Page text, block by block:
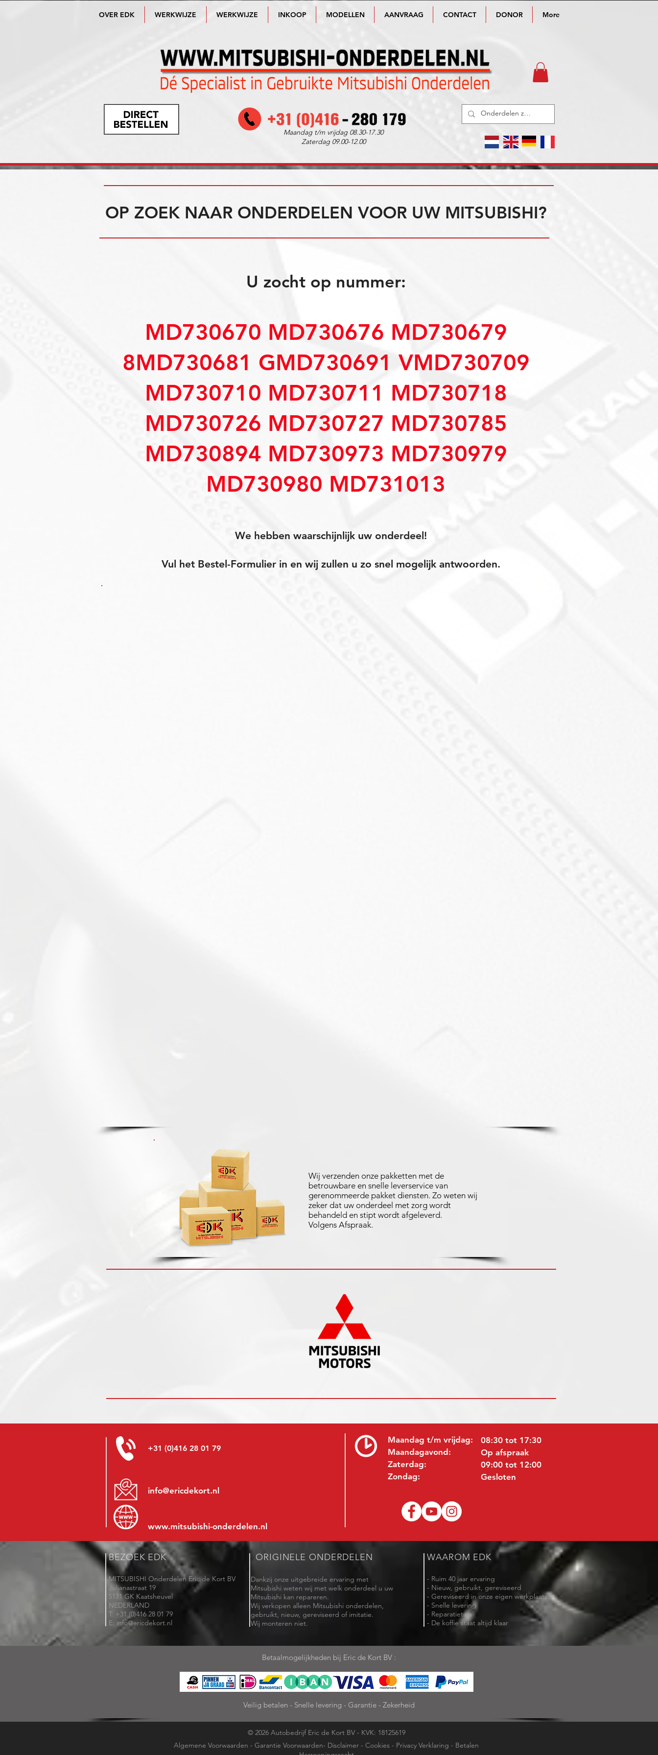
OVER EDK WERKWIJZE WERKWIJZE INKOOP MODELLEN AANVRAAG CONTACT DONOR More
Maandag t/m vrijdag 08.30-17.30
Zaterdag 09.00-12.00
OP ZOEK NAAR ONDERDELEN VOOR UW MITSUBISHI?
U zocht op nummer:
MD730670 MD730676 MD730679
8MD730681 GMD730691 VMD730709
MD730710 MD730711 MD730718
MD730726 MD730727 MD730785
MD730894 MD730973 MD730979
MD730980 MD731013
We hebben waarschijnlijk uw onderdeel!
Vul het Bestel-Formulier in en wij zullen u zo snel mogelijk antwoorden.
Wij verzenden onze pakketten met de
betrouwbare en snelle leverservice van
gerenommeerde pakket diensten. Zo weten wij
zeker dat uw onderdeel met zorg wordt
behandeld en stipt wordt afgeleverd.
Volgens Afspraak.
+31 (0)416 28 01 79
info@ericdekort.nl
www.mitsubishi-onderdelen.nl
Maandag t/m vrijdag:
Maandagavond:
Zaterdag:
Zondag:
08:30 tot 17:30
Op afspraak
09:00 tot 12:00
Gesloten
BEZOEK EDK
MITSUBISHI Onderdelen Eric de Kort BV
Julianastraat 19
5171 GK Kaatsheuvel
NEDERLAND
T: +31 (0)416 28 01 79
E: info@ericdekort.nl
ORIGINELE ONDERDELEN
Dankzij onze uitgebreide ervaring met
Mitsubishi weten wij met welk onderdeel u uw
Mitsubishi kan repareren.
Wij verkopen alleen Mitsubishi onderdelen,
gebruikt, nieuw, gereviseerd of imitatie.
Wij monteren niet.
WAAROM EDK
- Ruim 40 jaar ervaring
- Nieuw, gebruikt, gereviseerd
- Gereviseerd in onze eigen werkplaats
- Snelle levering
- Reparatietips
- De koffie staat altijd klaar
Betaalmogelijkheden bij Eric de Kort BV :
Veilig betalen - Snelle levering - Garantie - Zekerheid
© 2026 Autobedrijf Eric de Kort BV - KVK: 18125619
Algemene Voorwaarden - Garantie Voorwaarden- Disclaimer - Cookies - Privacy Verklaring - Betalen